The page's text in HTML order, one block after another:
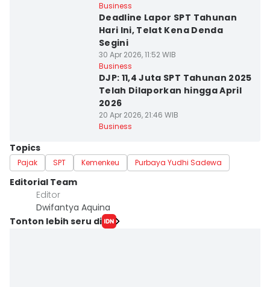
Business
Deadline Lapor SPT Tahunan
Hari Ini, Telat Kena Denda
Segini
30 Apr 2026, 11:52 WIB
Business
DJP: 11,4 Juta SPT Tahunan 2025
Telah Dilaporkan hingga April
2026
20 Apr 2026, 21:46 WIB
Business
Topics
Pajak SPT Kemenkeu Purbaya Yudhi Sadewa
Editorial Team
Editor
Dwifantya Aquina
Tonton lebih seru di